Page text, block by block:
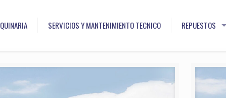
SERVICIOS Y MANTENIMIENTO TECNICO REPUESTOS